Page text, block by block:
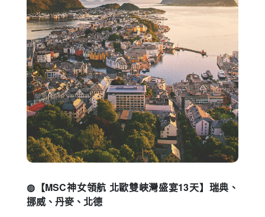
◍【MSC神女領航 北歐雙峽灣盛宴13天】瑞典、
挪威、丹麥、北德